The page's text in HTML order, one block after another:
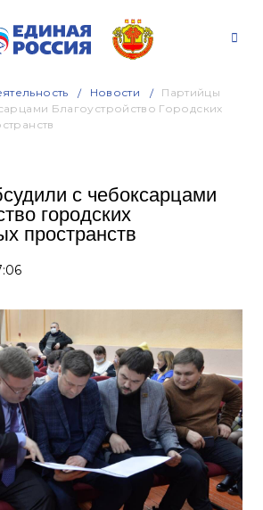
Новости
Партийцы
Благоустройство Городских
с чебоксарцами
городских
пространств